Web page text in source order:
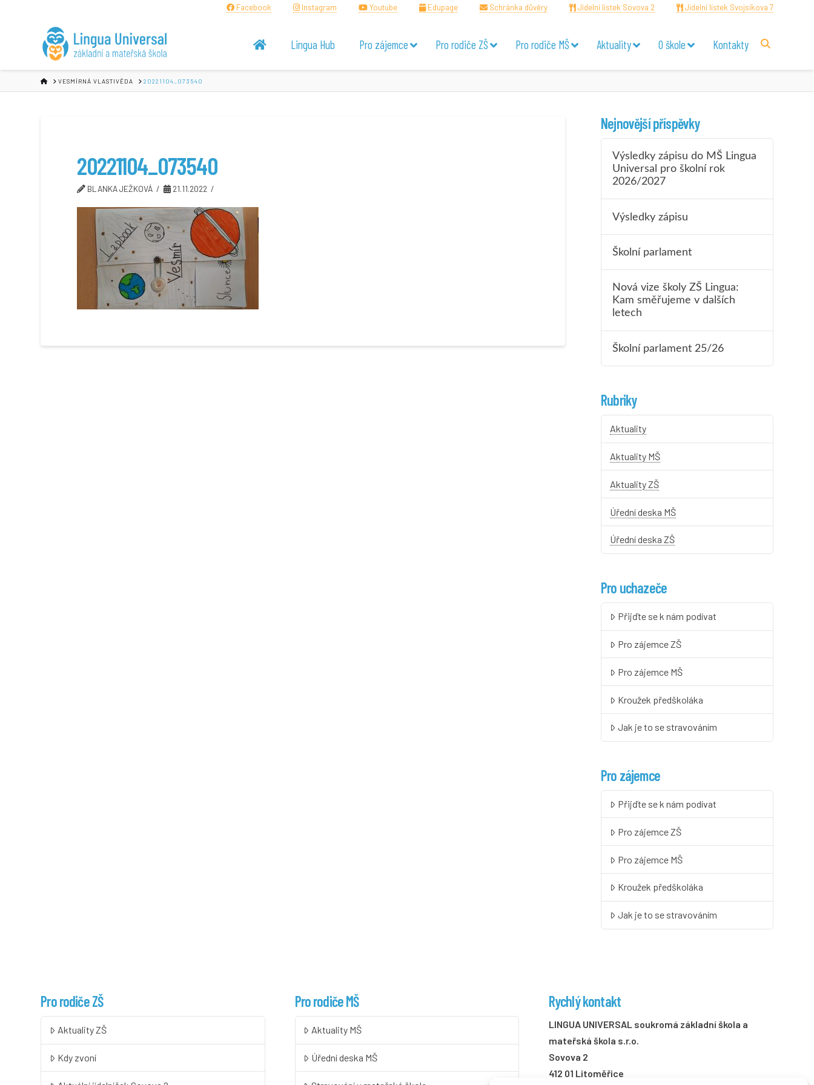
Facebook Instagram Youtube Edupage Schránka důvěry Jídelní lístek Sovova 2 Jídelní lístek Svojsíkova 7
Lingua Hub Pro zájemce Pro rodiče ZŠ Pro rodiče MŠ Aktuality O škole Kontakty
HOMEVESMÍRNÁ VLASTIVĚDA 20221104_073540
20221104_073540
BLANKA JEŽKOVÁ 21.11.2022
Nejnovější příspěvky
Výsledky zápisu do MŠ Lingua
Universal pro školní rok
2026/2027
Výsledky zápisu
Školní parlament
Nová vize školy ZŠ Lingua:
Kam směřujeme v dalších
letech
Školní parlament 25/26
Rubriky
Aktuality
Aktuality MŠ
Aktuality ZŠ
Úřední deska MŠ
Úřední deska ZŠ
Pro uchazeče
Přijďte se k nám podívat
Pro zájemce ZŠ
Pro zájemce MŠ
Kroužek předškoláka
Jak je to se stravováním
Pro zájemce
Přijďte se k nám podívat
Pro zájemce ZŠ
Pro zájemce MŠ
Kroužek předškoláka
Jak je to se stravováním
Pro rodiče ZŠ
Aktuality ZŠ
Kdy zvoní
Pro rodiče MŠ
Aktuality MŠ
Úřední deska MŠ
Rychlý kontakt
LINGUA UNIVERSAL soukromá základní škola a
mateřská škola s.r.o.
Sovova 2
412 01 Litoměřice